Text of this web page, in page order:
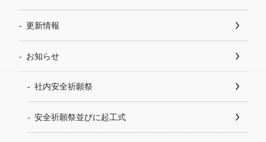
更新情報
お知らせ
社内安全祈願祭
安全祈願祭並びに起工式